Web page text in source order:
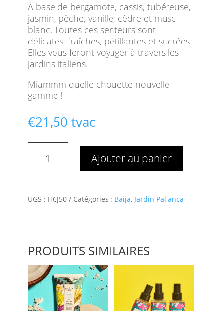
À base de bergamote, cassis, tubéreuse,
jasmin, pêche, vanille, cèdre et musc
blanc. Toutes ces senteurs sont
délicates, fraîches, pétillantes et sucrées.
Elles vous feront voyager à travers les
jardins italiens.
Miammm quelle chouette nouvelle
gamme !
€21,50 tvac
et
bain
50
Ajouter au panier
UGS : HCJ50 Catégories : Baija, Jardin Pallanca
PRODUITS SIMILAIRES